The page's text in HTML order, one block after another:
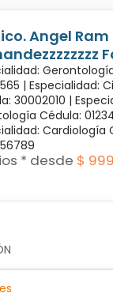
Angel Ram
| Especialidad:
30002010 |
Cédula:
Cardiología
* desde $ 999